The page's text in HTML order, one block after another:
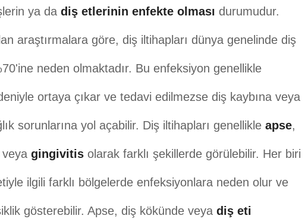
ya da diş etlerinin enfekte olması durumudur.
araştırmalara göre, diş iltihapları dünya genelinde diş
neden olmaktadır. Bu enfeksiyon genellikle
ortaya çıkar ve tedavi edilmezse diş kaybına veya
sorunlarına yol açabilir. Diş iltihapları genellikle apse,
gingivitisolarak farklı şekillerde görülebilir. Her biri
ilgili farklı bölgelerde enfeksiyonlara neden olur ve
gösterebilir. Apse, diş kökünde veya diş eti